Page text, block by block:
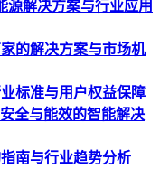
源解决方案与行业应用
的解决方案与市场机
标准与用户权益保障
全与能效的智能解决
南与行业趋势分析